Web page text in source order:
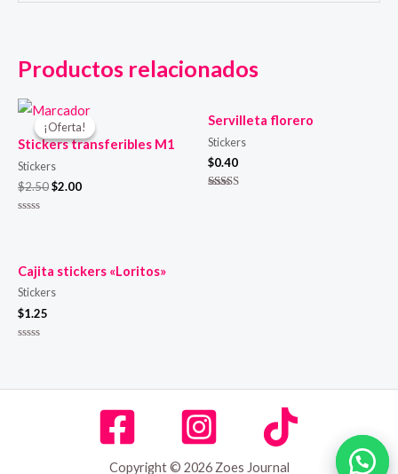
Productos relacionados
¡Oferta!
¡Oferta!
Stickers transferibles M1
Stickers
$2.50$2.00
5
Servilleta florero
Stickers
$0.40
Cajita stickers «Loritos»
Stickers
$1.25
5
Copyright © 2026 Zoes Journal